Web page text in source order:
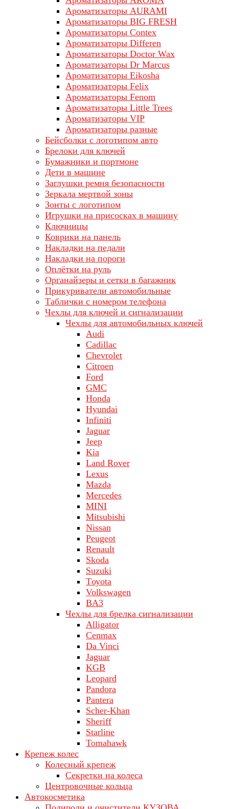
Ароматизаторы AURAMI
Ароматизаторы BIG FRESH
Ароматизаторы Contex
Ароматизаторы Differen
Ароматизаторы Doctor Wax
Ароматизаторы Dr Marcus
Ароматизаторы Eikosha
Ароматизаторы Felix
Ароматизаторы Fenom
Ароматизаторы Little Trees
Ароматизаторы VIP
Ароматизаторы разные
Бейсболки с логотипом авто
Брелоки для ключей
Бумажники и портмоне
Дети в машине
Заглушки ремня безопасности
Зеркала мертвой зоны
Зонты с логотипом
Игрушки на присосках в машину
Ключницы
Коврики на панель
Накладки на педали
Накладки на пороги
Оплётки на руль
Органайзеры и сетки в багажник
Прикуриватели автомобильные
Таблички с номером телефона
Чехлы для ключей и сигнализации
Чехлы для автомобильных ключей
Audi
Cadillac
Chevrolet
Citroen
Ford
GMC
Honda
Hyundai
Infiniti
Jaguar
Jeep
Kia
Land Rover
Lехus
Mazda
Merсеdеs
MINI
Mitsubishi
Nissan
Peugeot
Renault
Skoda
Suzuki
Tоуоta
Volkswagen
ВA3
Чехлы для брелка сигнализации
Alligator
Cenmax
Da Vinci
Jaguar
KGB
Leopard
Pandora
Pantera
Scher-Khan
Sheriff
Starline
Tomahawk
Крепеж колес
Колесный крепеж
Секретки на колеса
Центровочные кольца
Автокосметика